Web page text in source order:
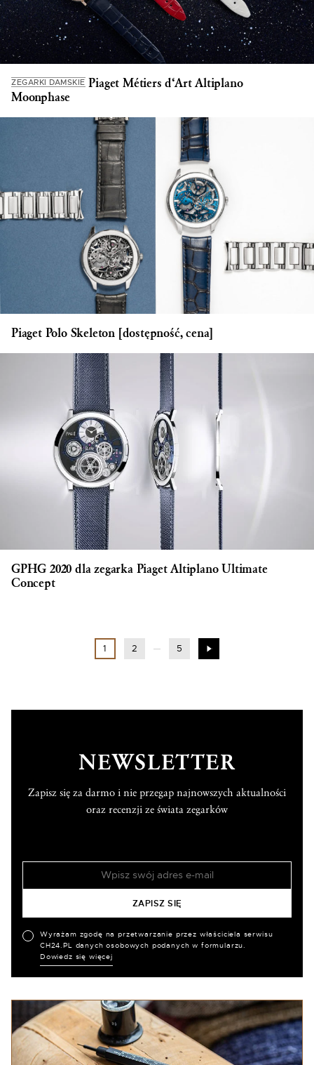
ZEGARKI DAMSKIEPiaget Métiers d‘Art Altiplano
Moonphase
Piaget Polo Skeleton [dostępność, cena]
GPHG 2020 dla zegarka Piaget Altiplano Ultimate
Concept
1 2 5
NEWSLETTER
Zapisz się za darmo i nie przegap najnowszych aktualności
oraz recenzji ze świata zegarków
Wyrażam zgodę na przetwarzanie przez właściciela serwisu
CH24.PL danych osobowych podanych w formularzu.
Dowiedz się więcej